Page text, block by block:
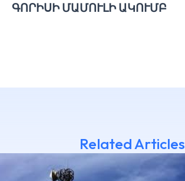
ԳՈՐԻՍԻ ՄԱՄՈՒԼԻ ԱԿՈՒՄԲ
Related Articles